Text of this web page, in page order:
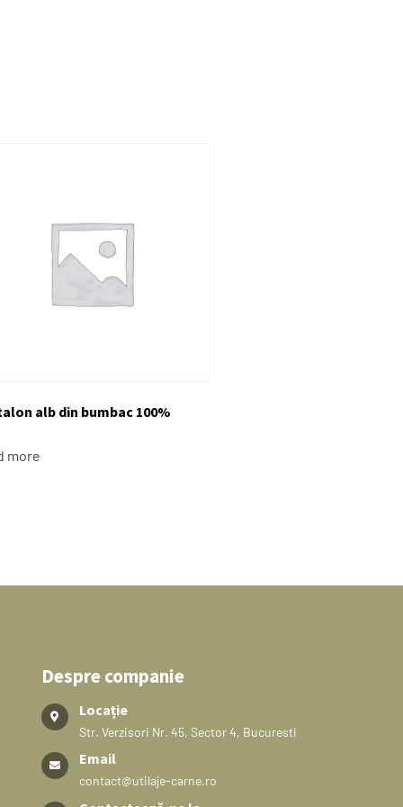
alb din bumbac 100%
more
Despre companie
Locație
Str. Verzisori Nr. 45, Sector 4, Bucuresti
Email
contact@utilaje-carne.ro